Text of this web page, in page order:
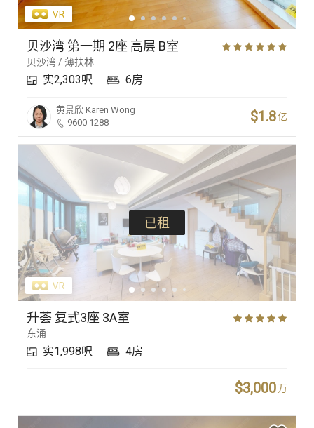
贝沙湾 第一期 2座 高层 B室
贝沙湾 / 薄扶林
实2,303呎 6房
黄景欣 Karen Wong
9600 1288
$1.8亿
已租
升荟 复式3座 3A室
东涌
实1,998呎 4房
$3,000万